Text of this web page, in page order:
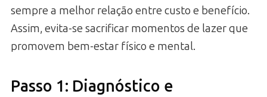
sempre a melhor relação entre custo e benefício.
Assim, evita-se sacrificar momentos de lazer que
promovem bem-estar físico e mental.
Passo 1: Diagnóstico e